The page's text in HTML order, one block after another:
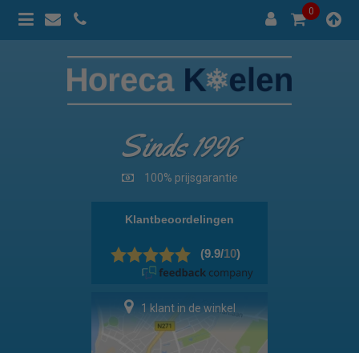
0
Sinds 1996
100% prijsgarantie
1 klant in de winkel